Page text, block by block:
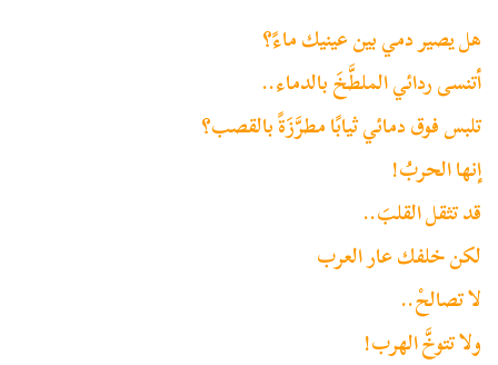
هل يصير دمي بين عينيك ماءً؟
أتنسى ردائي الملطَّخَ بالدماء..
تلبس فوق دمائي ثيابًا مطرَّزَةً بالقصب؟
إنها الحربُ!
قد تثقل القلبَ..
لكن خلفك عار العرب
لا تصالحْ..
ولا تتوخَّ الهرب!